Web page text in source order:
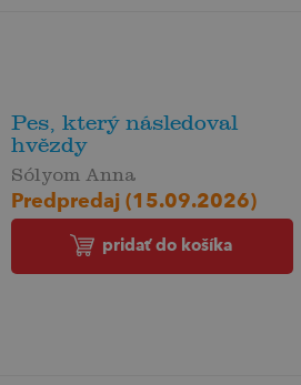
Pes, který následoval
hvězdy
Sólyom Anna
Predpredaj (15.09.2026)
pridať do košíka